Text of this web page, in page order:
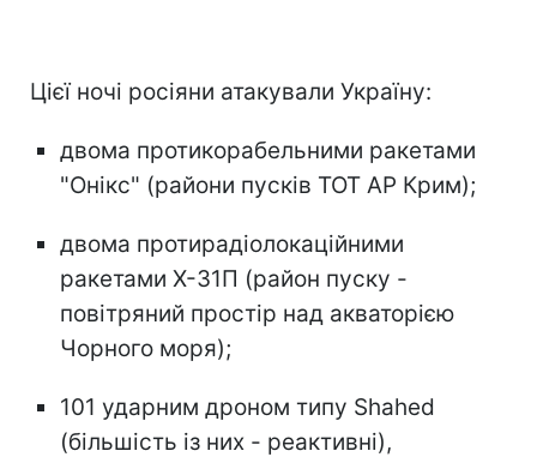
Цієї ночі росіяни атакували Україну:
двома протикорабельними ракетами
"Онікс" (райони пусків ТОТ АР Крим);
двома протирадіолокаційними
ракетами Х-31П (район пуску -
повітряний простір над акваторією
Чорного моря);
101 ударним дроном типу Shahed
(більшість із них - реактивні),